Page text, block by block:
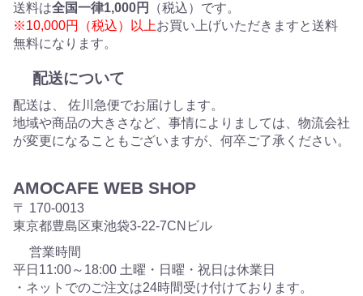
送料は全国一律1,000円
（税込）です。
※10,000円（税込）以上お買い上げいただきますと送料
無料になります。
配送について
配送は、 佐川急便でお届けします。
地域や商品の大きさなど、事情によりましては、物流会社
が変更になることもございますが、何卒ご了承ください。
AMOCAFE WEB SHOP
〒 170-0013
東京都豊島区東池袋3-22-7CNビル
営業時間
平日11:00～18:00 土曜・日曜・祝日は休業日
・ネットでのご注文は24時間受け付けております。